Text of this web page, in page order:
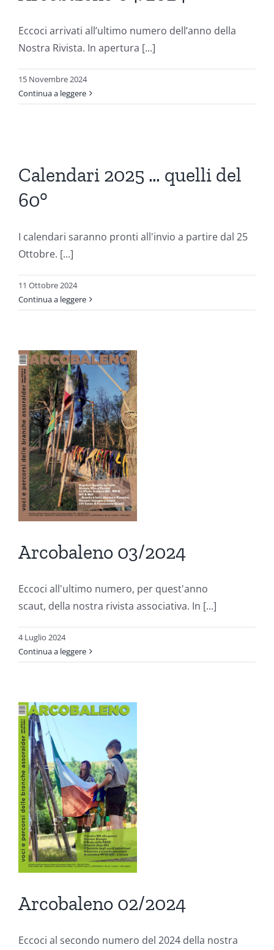
Eccoci arrivati all’ultimo numero dell’anno della
Nostra Rivista. In apertura [...]
15 Novembre 2024
Continua a leggere
Calendari 2025 … quelli del
60°
I calendari saranno pronti all'invio a partire dal 25
Ottobre. [...]
11 Ottobre 2024
Continua a leggere
Arcobaleno 03/2024
Eccoci all'ultimo numero, per quest'anno
scaut, della nostra rivista associativa. In [...]
4 Luglio 2024
Continua a leggere
Arcobaleno 02/2024
Eccoci al secondo numero del 2024 della nostra